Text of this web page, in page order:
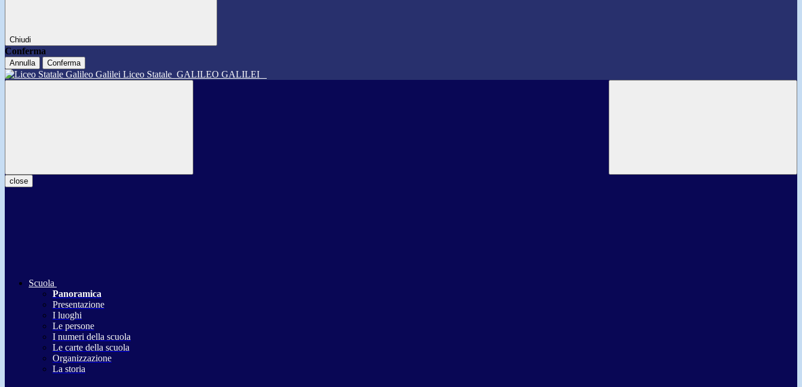
Chiudi
Conferma
Annulla Conferma
Liceo Statale GALILEO GALILEI
close
Scuola
Panoramica
Presentazione
I luoghi
Le persone
I numeri della scuola
Le carte della scuola
Organizzazione
La storia